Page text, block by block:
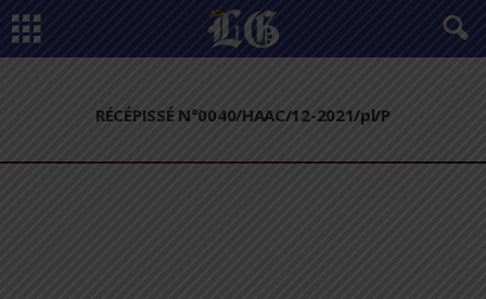
RÉCÉPISSÉ N°0040/HAAC/12-2021/pl/P